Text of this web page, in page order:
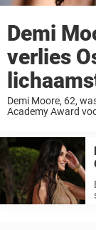
Demi
verlies
Demi Moore, 62,
Academy Award